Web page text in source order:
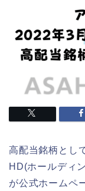
高配当銘柄とし
HD(ホールディ
が公式ホームペ